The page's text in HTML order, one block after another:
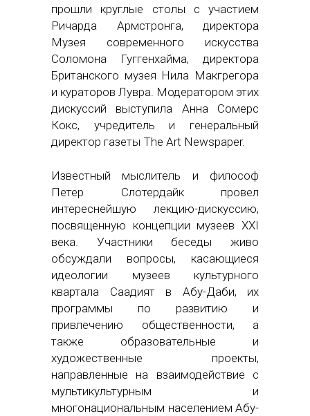
прошли круглые столы с участием
Ричарда Армстронга, директора
Музея современного искусства
Соломона Гуггенхайма, директора
Британского музея Нила Макгрегора
и кураторов Лувра. Модератором этих
дискуссий выступила Анна Сомерс
Кокс, учредитель и генеральный
директор газеты The Art Newspaper.
Известный мыслитель и философ
Петер Слотердайк провел
интереснейшую лекцию-дискуссию,
посвященную концепции музеев XXI
века. Участники беседы живо
обсуждали вопросы, касающиеся
идеологии музеев культурного
квартала Саадият в Абу-Даби, их
программы по развитию и
привлечению общественности, а
также образовательные и
художественные проекты,
направленные на взаимодействие с
мультикультурным и
многонациональным населением Абу-